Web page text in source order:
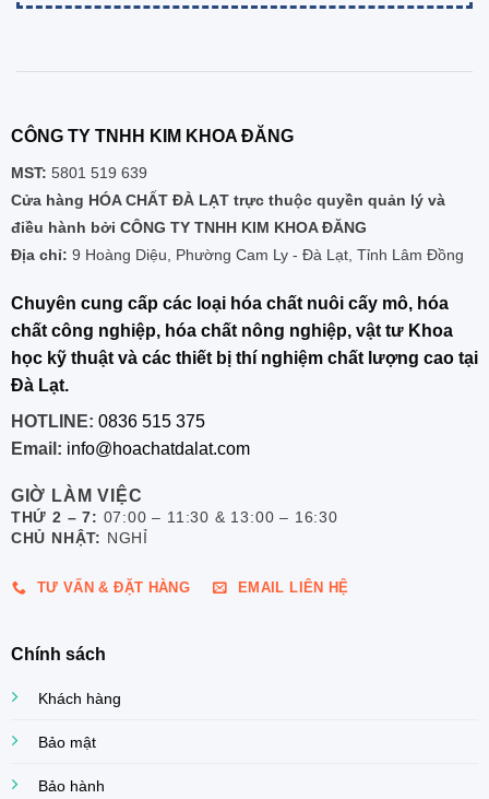
CÔNG TY TNHH KIM KHOA ĐĂNG
MST: 5801 519 639
Cửa hàng HÓA CHẤT ĐÀ LẠT trực thuộc quyền quản lý và
điều hành bởi CÔNG TY TNHH KIM KHOA ĐĂNG
Địa chỉ: 9 Hoàng Diệu, Phường Cam Ly - Đà Lạt, Tỉnh Lâm Đồng
Chuyên cung cấp các loại hóa chất nuôi cấy mô, hóa
chất công nghiệp, hóa chất nông nghiệp, vật tư Khoa
học kỹ thuật và các thiết bị thí nghiệm chất lượng cao tại
Đà Lạt.
HOTLINE: 0836 515 375
Email: info@hoachatdalat.com
GIỜ LÀM VIỆC
THỨ 2 – 7: 07:00 – 11:30 & 13:00 – 16:30
CHỦ NHẬT: NGHỈ
TƯ VẤN & ĐẶT HÀNG EMAIL LIÊN HỆ
Chính sách
Khách hàng
Bảo mật
Bảo hành